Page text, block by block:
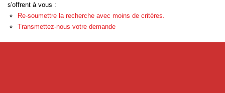
Toutes Les Agences
Nous Rejoindre
s'offrent à vous :
Re-soumettre la recherche avec moins de critères.
Transmettez-nous votre demande